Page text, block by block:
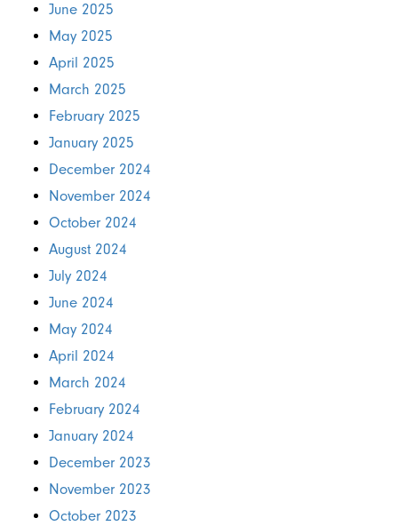
June 2025
May 2025
April 2025
March 2025
February 2025
January 2025
December 2024
November 2024
October 2024
August 2024
July 2024
June 2024
May 2024
April 2024
March 2024
February 2024
January 2024
December 2023
November 2023
October 2023